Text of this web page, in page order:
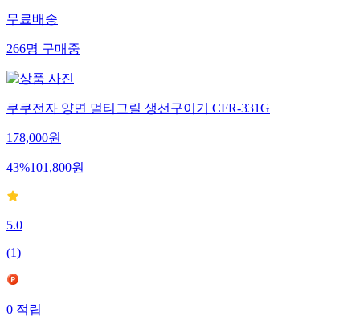
무료배송
266명구매중
쿠쿠전자 양면 멀티그릴 생선구이기 CFR-331G
178,000원
43%101,800원
5.0
(1)
0적립